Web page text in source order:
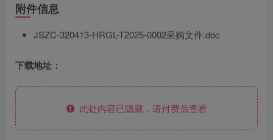
附件信息
JSZC-320413-HRGL-T2025-0002采购文件.doc
下载地址：
此处内容已隐藏，请付费后查看